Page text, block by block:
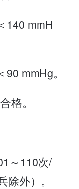
140 mmH
mmHg。
格。
～110次/
外）。